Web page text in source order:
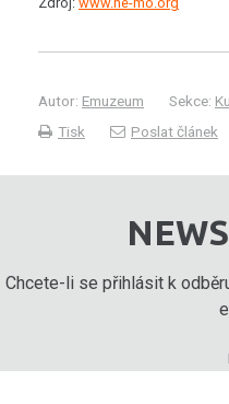
Autor: Emuzeum Sekce:
Tisk
Poslat článek
Chcete-li se přihlásit k